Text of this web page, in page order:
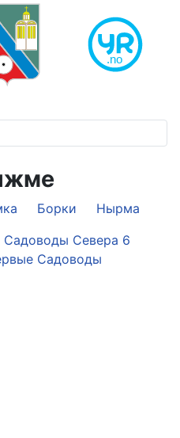
Борки
Нырма
Садоводы Севера 6
Садоводы